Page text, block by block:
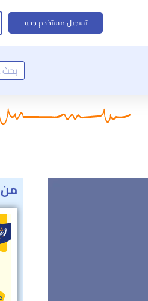
تسجيل مستخدم جديد
من